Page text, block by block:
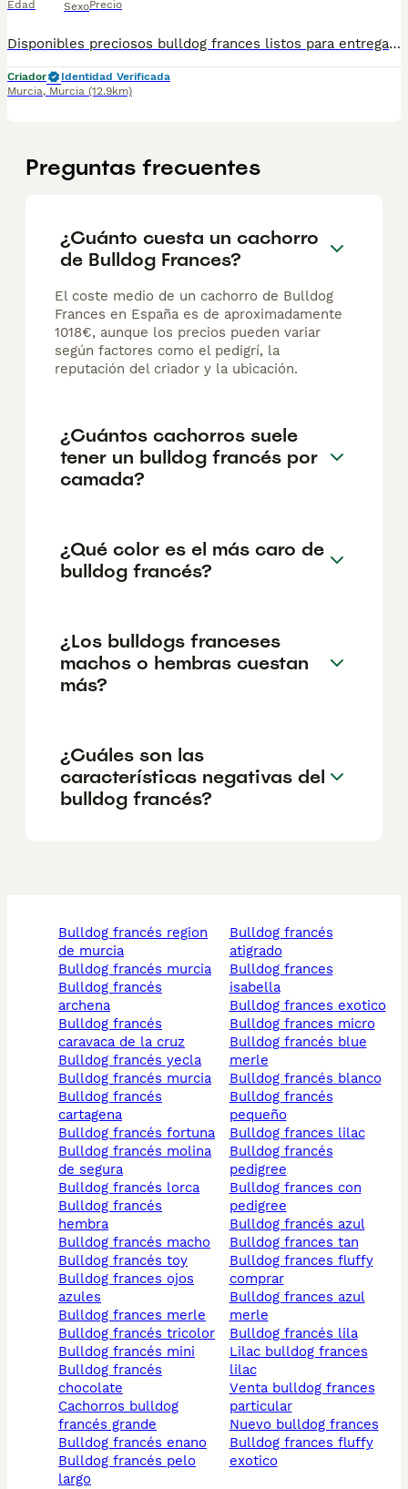
Edad SexoPrecio
Disponibles preciosos bulldog frances listos para entregar, se entregan vacunados con su vacuna correspondiente a su edad desparasitados y revisados por el veterinario con su cartilla sanitaria, garantía vírica, contrato de compraventa, precios segun color ,morfología y sexo,wassa para informacion 667536240
Criador
Identidad Verificada
Murcia, Murcia (12.9km)
Preguntas frecuentes
¿Cuánto cuesta un cachorro
de Bulldog Frances?
El coste medio de un cachorro de Bulldog
Frances en España es de aproximadamente
1018€, aunque los precios pueden variar
según factores como el pedigrí, la
reputación del criador y la ubicación.
¿Cuántos cachorros suele
tener un bulldog francés por
camada?
¿Qué color es el más caro de
bulldog francés?
¿Los bulldogs franceses
machos o hembras cuestan
más?
¿Cuáles son las
características negativas del
bulldog francés?
bulldog francés region
de murcia
bulldog francés murcia
bulldog francés
archena
bulldog francés
caravaca de la cruz
bulldog francés yecla
bulldog francés murcia
bulldog francés
cartagena
bulldog francés fortuna
bulldog francés molina
de segura
bulldog francés lorca
bulldog francés
hembra
bulldog francés macho
bulldog francés toy
bulldog frances ojos
azules
bulldog frances merle
bulldog francés tricolor
bulldog francés mini
bulldog francés
chocolate
cachorros bulldog
francés grande
bulldog francés enano
bulldog francés pelo
largo
bulldog francés
atigrado
bulldog frances
isabella
bulldog frances exotico
bulldog frances micro
bulldog francés blue
merle
bulldog francés blanco
bulldog francés
pequeño
bulldog frances lilac
bulldog francés
pedigree
bulldog frances con
pedigree
bulldog francés azul
bulldog frances tan
bulldog frances fluffy
comprar
bulldog frances azul
merle
bulldog francés lila
lilac bulldog frances
lilac
venta bulldog frances
particular
nuevo bulldog frances
bulldog frances fluffy
exotico